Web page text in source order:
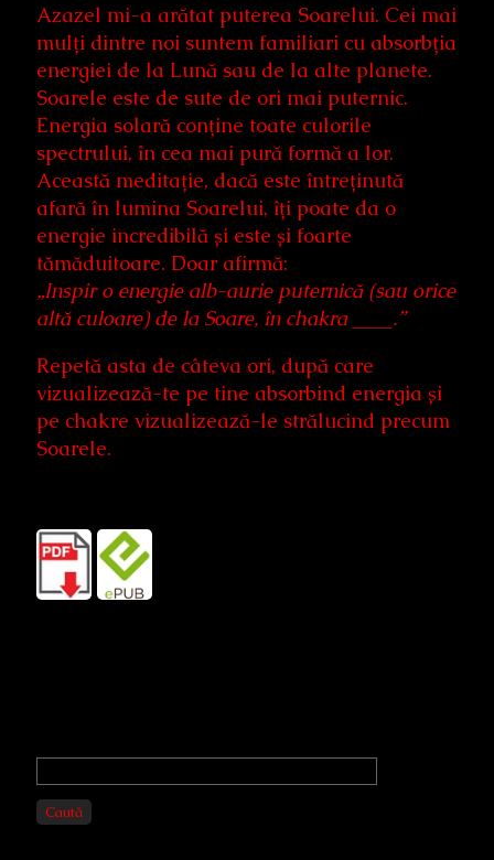
Azazel mi-a arătat puterea Soarelui. Cei mai
mulți dintre noi suntem familiari cu absorbția
energiei de la Lună sau de la alte planete.
Soarele este de sute de ori mai puternic.
Energia solară conține toate culorile
spectrului, în cea mai pură formă a lor.
Această meditație, dacă este întreținută
afară în lumina Soarelui, îți poate da o
energie incredibilă și este și foarte
tămăduitoare. Doar afirmă:
„Inspir o energie alb-aurie puternică (sau orice
altă culoare) de la Soare, în chakra ____.”
Repetă asta de câteva ori, după care
vizualizează-te pe tine absorbind energia și
pe chakre vizualizează-le strălucind precum
Soarele.
Primary
Sidebar
Caută